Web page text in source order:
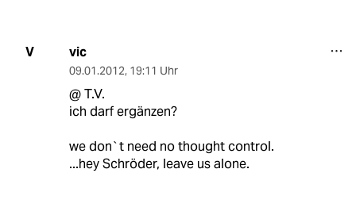
V vic
09.01.2012, 19:11 Uhr
@ T.V.
ich darf ergänzen?
we don`t need no thought control.
...hey Schröder, leave us alone.